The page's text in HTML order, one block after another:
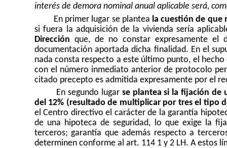
interés de demora nominal anual aplicable será,
En primer lugar se plantea la cuestión de que
si fuera la adquisición de la vivienda sería
Dirección que, de no constar expresamente el
documentación aportada dicha finalidad. En el
nada consta respecto a este último punto, el
con el número inmediato anterior de protocolo
citado precepto es admitida expresamente por el
En segundo lugar se plantea si la fijación de
del 12% (resultado de multiplicar por tres el tipo
el Centro directivo el carácter de la garantía
de una hipoteca de seguridad, lo que exige la
terceros; garantía que además respecto a
determinen conforme al art. 114 1 y 2 LH. A estos